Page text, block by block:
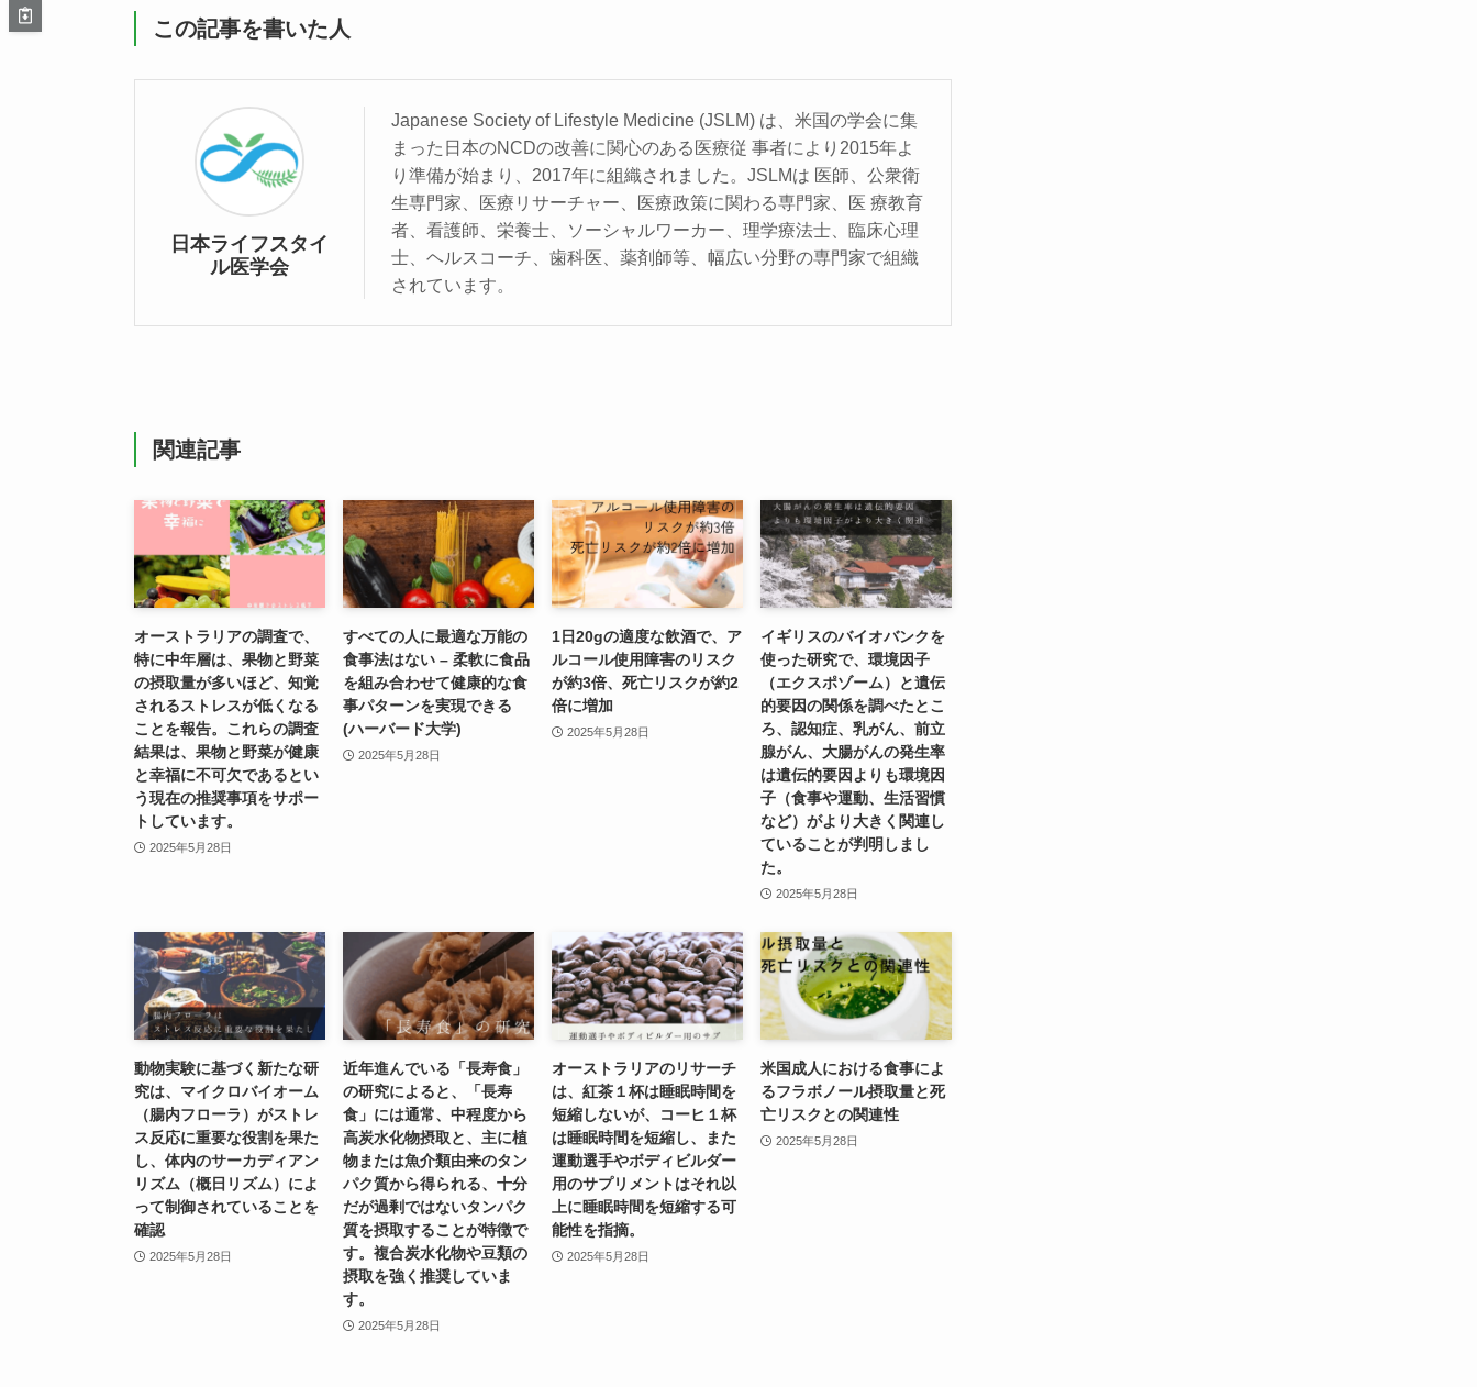
この記事を書いた人
日本ライフスタイ
ル医学会
Japanese Society of Lifestyle Medicine (JSLM) は、⽶国の学会に集
まった⽇本のNCDの改善に関⼼のある医療従 事者により2015年よ
り準備が始まり、2017年に組織されました。JSLMは 医師、公衆衛
⽣専⾨家、医療リサーチャー、医療政策に関わる専⾨家、医 療教育
者、看護師、栄養⼠、ソーシャルワーカー、理学療法⼠、臨床⼼理
⼠、ヘルスコーチ、⻭科医、薬剤師等、幅広い分野の専⾨家で組織
されています。
関連記事
オーストラリアの調査で、
特に中年層は、果物と野菜
の摂取量が多いほど、知覚
されるストレスが低くなる
ことを報告。これらの調査
結果は、果物と野菜が健康
と幸福に不可欠であるとい
う現在の推奨事項をサポー
トしています。
2025年5月28日
すべての人に最適な万能の
食事法はない – 柔軟に食品
を組み合わせて健康的な食
事パターンを実現できる
(ハーバード大学)
2025年5月28日
1日20gの適度な飲酒で、ア
ルコール使用障害のリスク
が約3倍、死亡リスクが約2
倍に増加
2025年5月28日
イギリスのバイオバンクを
使った研究で、環境因子
（エクスポゾーム）と遺伝
的要因の関係を調べたとこ
ろ、認知症、乳がん、前立
腺がん、大腸がんの発生率
は遺伝的要因よりも環境因
子（食事や運動、生活習慣
など）がより大きく関連し
ていることが判明しまし
た。
2025年5月28日
動物実験に基づく新たな研
究は、マイクロバイオーム
（腸内フローラ）がストレ
ス反応に重要な役割を果た
し、体内のサーカディアン
リズム（概日リズム）によ
って制御されていることを
確認
2025年5月28日
近年進んでいる「長寿食」
の研究によると、「長寿
食」には通常、中程度から
高炭水化物摂取と、主に植
物または魚介類由来のタン
パク質から得られる、十分
だが過剰ではないタンパク
質を摂取することが特徴で
す。複合炭水化物や豆類の
摂取を強く推奨していま
す。
2025年5月28日
オーストラリアのリサーチ
は、紅茶１杯は睡眠時間を
短縮しないが、コーヒ１杯
は睡眠時間を短縮し、また
運動選手やボディビルダー
用のサプリメントはそれ以
上に睡眠時間を短縮する可
能性を指摘。
2025年5月28日
米国成人における食事によ
るフラボノール摂取量と死
亡リスクとの関連性
2025年5月28日